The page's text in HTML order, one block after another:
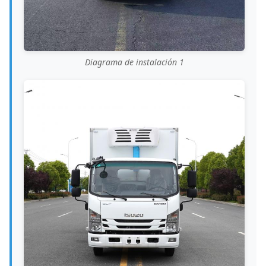
Diagrama de instalación 1